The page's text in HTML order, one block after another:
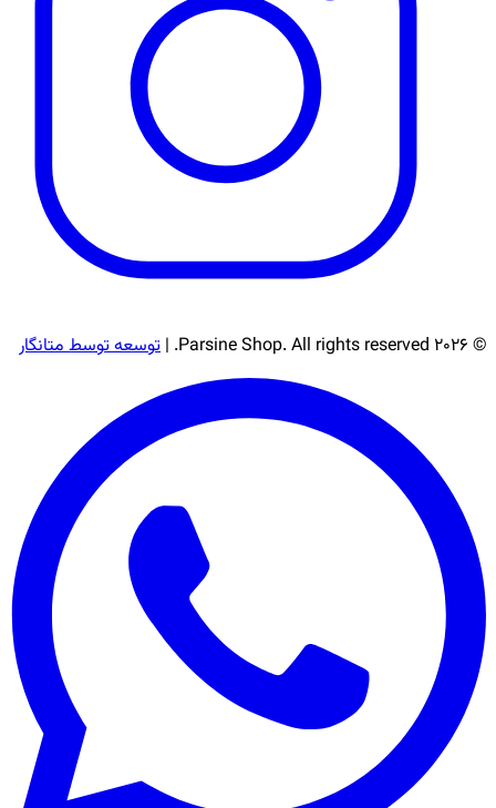
© 2026 Parsine Shop. All rights reserved. | توسعه توسط متانگار